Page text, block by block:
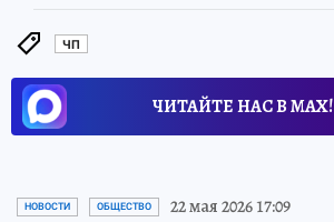
ЧП
ЧИТАЙТЕ НАС В МАХ!
НОВОСТИ ОБЩЕСТВО 22 мая 2026 17:09